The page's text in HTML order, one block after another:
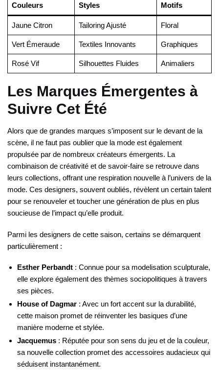
Couleurs Styles Motifs
Jaune Citron Tailoring Ajusté Floral
Vert Émeraude Textiles Innovants Graphiques
Rosé Vif Silhouettes Fluides Animaliers
Les Marques Émergentes à
Suivre Cet Été
Alors que de grandes marques s’imposent sur le devant de la
scène, il ne faut pas oublier que la mode est également
propulsée par de nombreux créateurs émergents. La
combinaison de créativité et de savoir-faire se retrouve dans
leurs collections, offrant une respiration nouvelle à l’univers de la
mode. Ces designers, souvent oubliés, révèlent un certain talent
pour se renouveler et toucher une génération de plus en plus
soucieuse de l’impact qu’elle produit.
Parmi les designers de cette saison, certains se démarquent
particulièrement :
Esther Perbandt : Connue pour sa modelisation sculpturale,
elle explore également des thèmes sociopolitiques à travers
ses pièces.
House of Dagmar : Avec un fort accent sur la durabilité,
cette maison promet de réinventer les basiques d’une
manière moderne et stylée.
Jacquemus : Réputée pour son sens du jeu et de la couleur,
sa nouvelle collection promet des accessoires audacieux qui
séduisent instantanément.